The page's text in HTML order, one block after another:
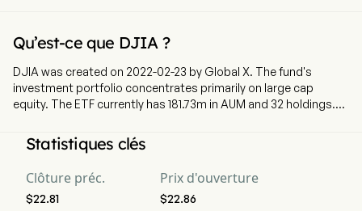
Qu’est-ce que DJIA ?
DJIA was created on 2022-02-23 by Global X. The fund's
investment portfolio concentrates primarily on large cap
equity. The ETF currently has 181.73m in AUM and 32 holdings.
provide long exposure to the stocks in the Dow Jones
Industrial Average and sell at-the-money index call options on
Statistiques clés
Clôture préc.
$22.81
Prix d'ouverture
$22.86